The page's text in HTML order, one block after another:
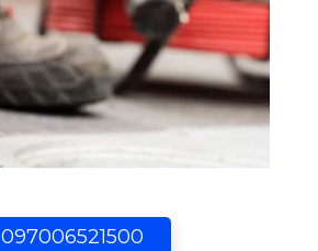
097006521500